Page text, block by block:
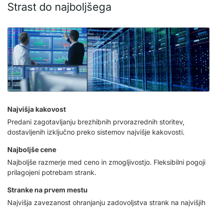
Strast do najboljšega
Najvišja kakovost
Predani zagotavljanju brezhibnih prvorazrednih storitev,
dostavljenih izključno preko sistemov najvišje kakovosti.
Najboljše cene
Najboljše razmerje med ceno in zmogljivostjo. Fleksibilni pogoji
prilagojeni potrebam strank.
Stranke na prvem mestu
Najvišja zavezanost ohranjanju zadovoljstva strank na najvišjih